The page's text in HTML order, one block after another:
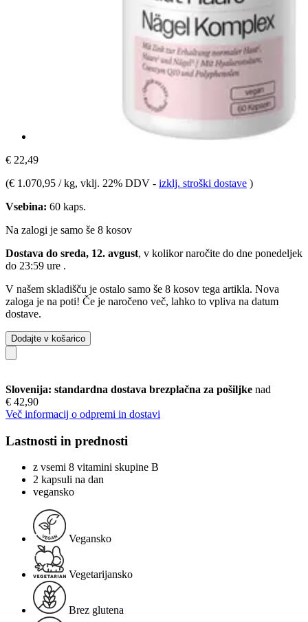
€ 22,49
(€ 1.070,95 / kg, vklj. 22% DDV - izklj. stroški dostave )
Vsebina: 60 kaps.
Na zalogi je samo še 8 kosov
Dostava do sreda, 12. avgust, v kolikor naročite do dne ponedeljek
do 23:59 ure .
V našem skladišču je ostalo samo še 8 kosov tega artikla. Nova
zaloga je na poti! Če je naročeno več, lahko to vpliva na datum
dostave.
Dodajte v košarico
Slovenija: standardna dostava brezplačna za pošiljke nad
€ 42,90
Več informacij o odpremi in dostavi
Lastnosti in prednosti
z vsemi 8 vitamini skupine B
2 kapsuli na dan
vegansko
Vegansko
Vegetarijansko
Brez glutena